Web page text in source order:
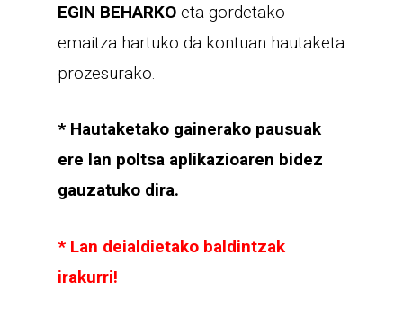
EGIN BEHARKO eta gordetako
emaitza hartuko da kontuan hautaketa
prozesurako.
* Hautaketako gainerako pausuak
ere lan poltsa aplikazioaren bidez
gauzatuko dira.
* Lan deialdietako baldintzak
irakurri!